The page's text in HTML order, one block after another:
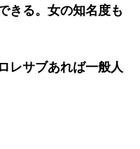
きる。女の知名度も
レサブあれば一般人